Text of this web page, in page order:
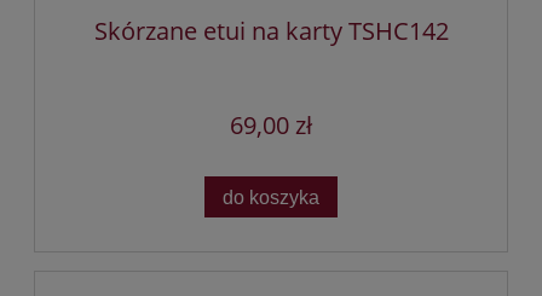
Skórzane etui na karty TSHC142
69,00 zł
do koszyka